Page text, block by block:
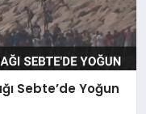
Sebte’de Yoğun